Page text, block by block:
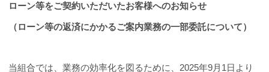
ローン等をご契約いただいたお客様へのお知らせ
（ローン等の返済にかかるご案内業務の一部委託について）
当組合では、業務の効率化を図るために、 2025年9月 1 日より